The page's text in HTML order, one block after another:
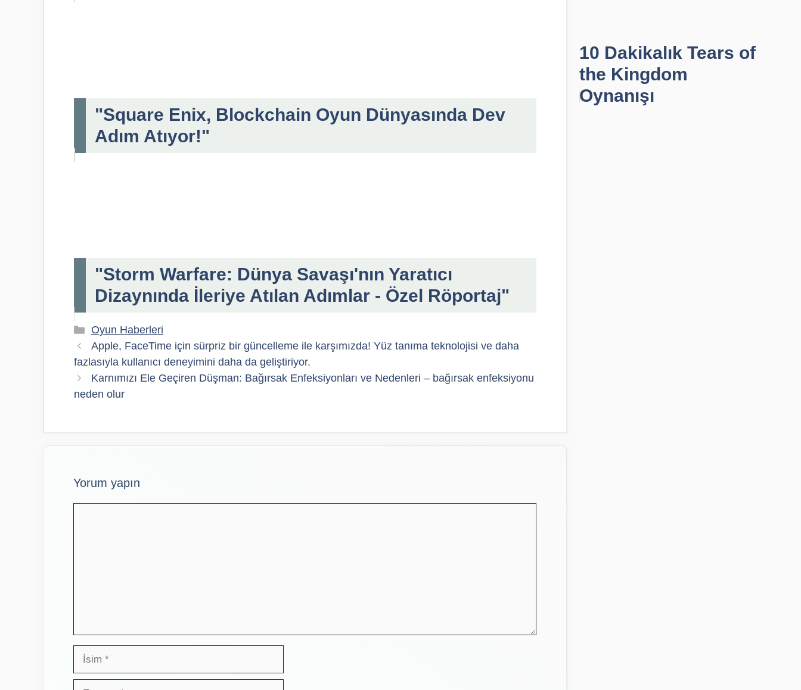
"Square Enix, Blockchain Oyun Dünyasında Dev
Adım Atıyor!"
"Storm Warfare: Dünya Savaşı'nın Yaratıcı
Dizaynında İleriye Atılan Adımlar - Özel Röportaj"
Kategoriler
Oyun Haberleri
Apple, FaceTime için sürpriz bir güncelleme ile karşımızda! Yüz tanıma teknolojisi ve daha
fazlasıyla kullanıcı deneyimini daha da geliştiriyor.
Karnımızı Ele Geçiren Düşman: Bağırsak Enfeksiyonları ve Nedenleri – bağırsak enfeksiyonu
neden olur
Yorum yapın
İsim
10 Dakikalık Tears of
the Kingdom
Oynanışı